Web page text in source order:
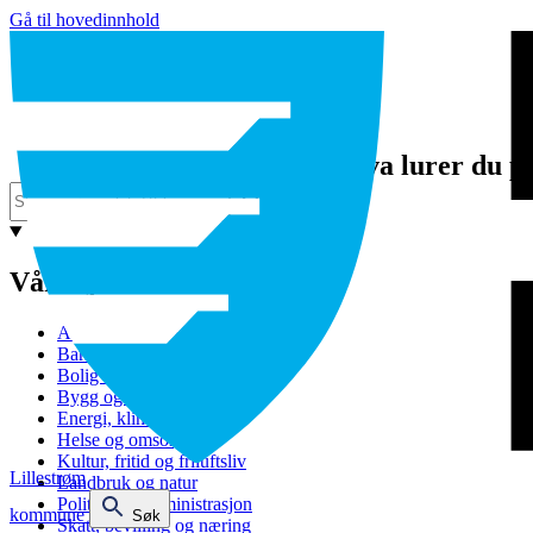
Gå til hovedinnhold
Lillestrøm
kommune
Søk
Hva lurer du
Våre tjenester
Avfall og gjenvinning
Barnehage
Bolig og sosiale tjenester
Bygg og eiendom
Energi, klima og miljø
Helse og omsorg
Kultur, fritid og friluftsliv
Landbruk og natur
Politikk og administrasjon
Skatt, bevilling og næring